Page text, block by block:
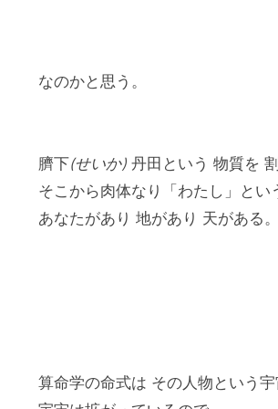
なのかと思う。
臍下(せいか) 丹田という 物質を
そこから肉体なり「わたし」と
あなたがあり 地があり 天がある。
算命学の命式は その人物という